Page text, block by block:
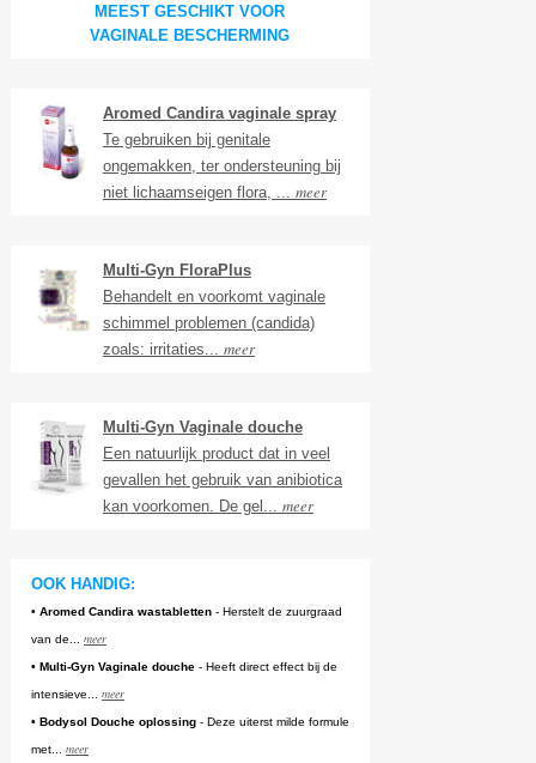
MEEST GESCHIKT VOOR
VAGINALE BESCHERMING
Aromed Candira vaginale spray
Te gebruiken bij genitale
ongemakken, ter ondersteuning bij
niet lichaamseigen flora, ... meer
Multi-Gyn FloraPlus
Behandelt en voorkomt vaginale
schimmel problemen (candida)
zoals: irritaties... meer
Multi-Gyn Vaginale douche
Een natuurlijk product dat in veel
gevallen het gebruik van anibiotica
kan voorkomen. De gel... meer
OOK HANDIG:
• Aromed Candira wastabletten- Herstelt de zuurgraad
van de... meer
• Multi-Gyn Vaginale douche- Heeft direct effect bij de
intensieve... meer
• Bodysol Douche oplossing- Deze uiterst milde formule
met... meer